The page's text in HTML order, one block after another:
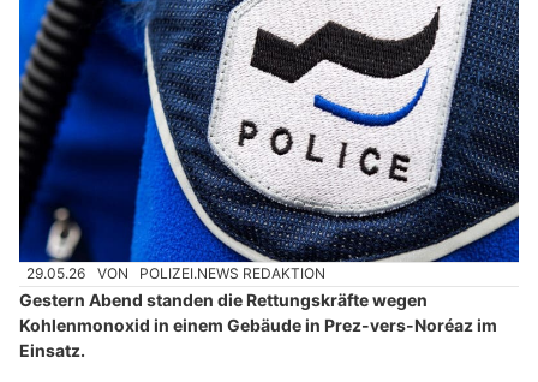
29.05.26 VON POLIZEI.NEWS REDAKTION
Gestern Abend standen die Rettungskräfte wegen
Kohlenmonoxid in einem Gebäude in Prez-vers-Noréaz im
Einsatz.